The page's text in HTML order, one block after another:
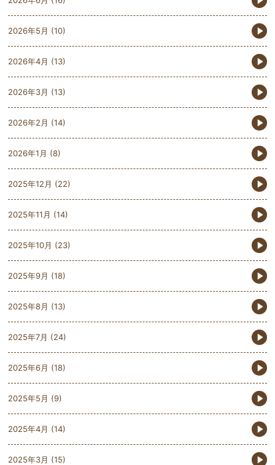
2026年5月 (10)
2026年4月 (13)
2026年3月 (13)
2026年2月 (14)
2026年1月 (8)
2025年12月 (22)
2025年11月 (14)
2025年10月 (23)
2025年9月 (18)
2025年8月 (13)
2025年7月 (24)
2025年6月 (18)
2025年5月 (9)
2025年4月 (14)
2025年3月 (15)